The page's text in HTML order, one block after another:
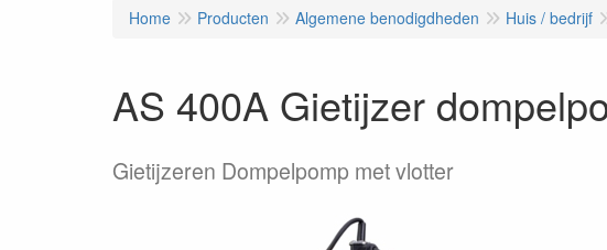
Home Producten Algemene benodigdheden Huis / bedrijf
AS 400A Gietijzer
Gietijzeren Dompelpomp met vlotter